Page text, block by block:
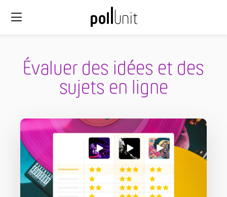
Évaluer des idées et des
sujets en ligne